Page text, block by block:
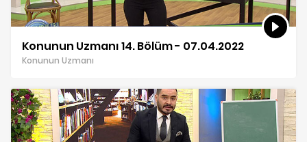
Konunun Uzmanı 14. Bölüm - 07.04.2022
Konunun Uzmanı